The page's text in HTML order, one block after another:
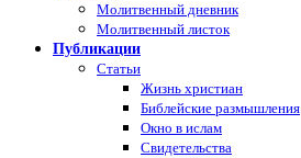
Молитвенный дневник
Молитвенный листок
Публикации
Статьи
Жизнь христиан
Библейские размышления
Окно в ислам
Свидетельства